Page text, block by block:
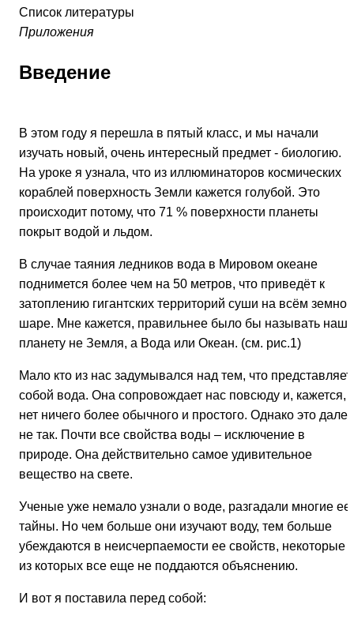
Список литературы
Приложения
Введение
В этом году я перешла в пятый класс, и мы начали
изучать новый, очень интересный предмет - биологию.
На уроке я узнала, что из иллюминаторов космических
кораблей поверхность Земли кажется голубой. Это
происходит потому, что 71 % поверхности планеты
покрыт водой и льдом.
В случае таяния ледников вода в Мировом океане
поднимется более чем на 50 метров, что приведёт к
затоплению гигантских территорий суши на всём
шаре. Мне кажется, правильнее было бы называть нашу
планету не Земля, а Вода или Океан. (см. рис.1)
Мало кто из нас задумывался над тем, что представляет
собой вода. Она сопровождает нас повсюду и, кажется,
нет ничего более обычного и простого. Однако это
не так. Почти все свойства воды – исключение в
природе. Она действительно самое удивительное
вещество на свете.
Ученые уже немало узнали о воде, разгадали многие ее
тайны. Но чем больше они изучают воду, тем больше
убеждаются в неисчерпаемости ее свойств, некоторые
из которых все еще не поддаются объяснению.
И вот я поставила перед собой: